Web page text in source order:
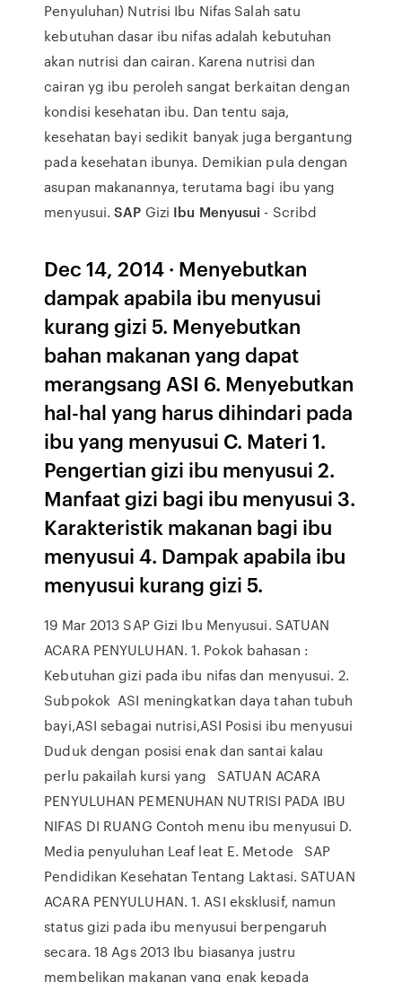
Penyuluhan) Nutrisi Ibu Nifas Salah satu
kebutuhan dasar ibu nifas adalah kebutuhan
akan nutrisi dan cairan. Karena nutrisi dan
cairan yg ibu peroleh sangat berkaitan dengan
kondisi kesehatan ibu. Dan tentu saja,
kesehatan bayi sedikit banyak juga bergantung
pada kesehatan ibunya. Demikian pula dengan
asupan makanannya, terutama bagi ibu yang
menyusui.SAP Gizi Ibu Menyusui - Scribd
Dec 14, 2014 · Menyebutkan
dampak apabila ibu menyusui
kurang gizi 5. Menyebutkan
bahan makanan yang dapat
merangsang ASI 6. Menyebutkan
hal-hal yang harus dihindari pada
ibu yang menyusui C. Materi 1.
Pengertian gizi ibu menyusui 2.
Manfaat gizi bagi ibu menyusui 3.
Karakteristik makanan bagi ibu
menyusui 4. Dampak apabila ibu
menyusui kurang gizi 5.
19 Mar 2013 SAP Gizi Ibu Menyusui. SATUAN
ACARA PENYULUHAN. 1. Pokok bahasan :
Kebutuhan gizi pada ibu nifas dan menyusui. 2.
Subpokok ASI meningkatkan daya tahan tubuh
bayi,ASI sebagai nutrisi,ASI Posisi ibu menyusui
Duduk dengan posisi enak dan santai kalau
perlu pakailah kursi yang SATUAN ACARA
PENYULUHAN PEMENUHAN NUTRISI PADA IBU
NIFAS DI RUANG Contoh menu ibu menyusui D.
Media penyuluhan Leaf leat E. Metode SAP
Pendidikan Kesehatan Tentang Laktasi. SATUAN
ACARA PENYULUHAN. 1. ASI eksklusif, namun
status gizi pada ibu menyusui berpengaruh
secara. 18 Ags 2013 Ibu biasanya justru
membelikan makanan yang enak kepada